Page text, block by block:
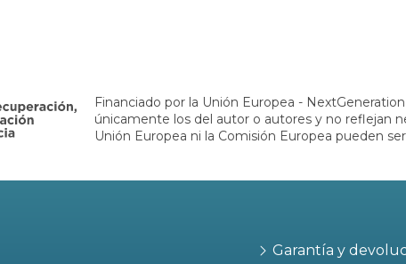
Financiado por la Unión Europea -
únicamente los del autor o autores y no reflejan
Unión Europea ni la Comisión Europea pueden
Garantía y